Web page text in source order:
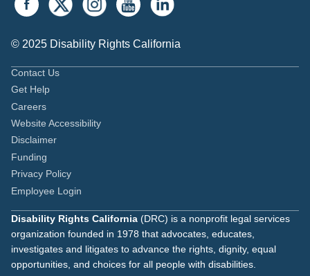
© 2025 Disability Rights California
Contact Us
Get Help
Careers
Website Accessibility
Disclaimer
Funding
Privacy Policy
Employee Login
Disability Rights California (DRC) is a nonprofit legal services
organization founded in 1978 that advocates, educates,
investigates and litigates to advance the rights, dignity, equal
opportunities, and choices for all people with disabilities.